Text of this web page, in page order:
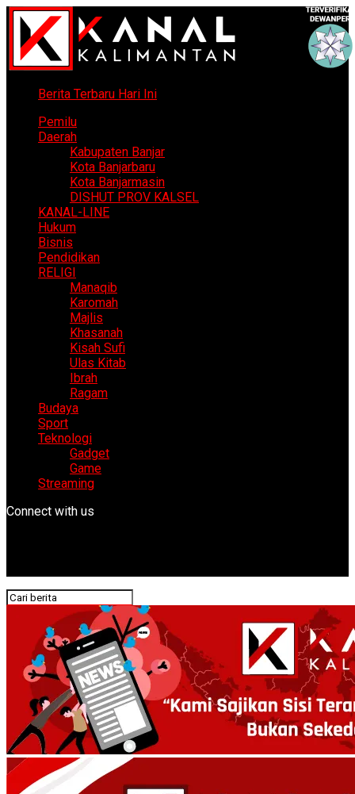
Berita Terbaru Hari Ini
Pemilu
Daerah
Kabupaten Banjar
Kota Banjarbaru
Kota Banjarmasin
DISHUT PROV KALSEL
KANAL-LINE
Hukum
Bisnis
Pendidikan
RELIGI
Manaqib
Karomah
Majlis
Khasanah
Kisah Sufi
Ulas Kitab
Ibrah
Ragam
Budaya
Sport
Teknologi
Gadget
Game
Streaming
Connect with us